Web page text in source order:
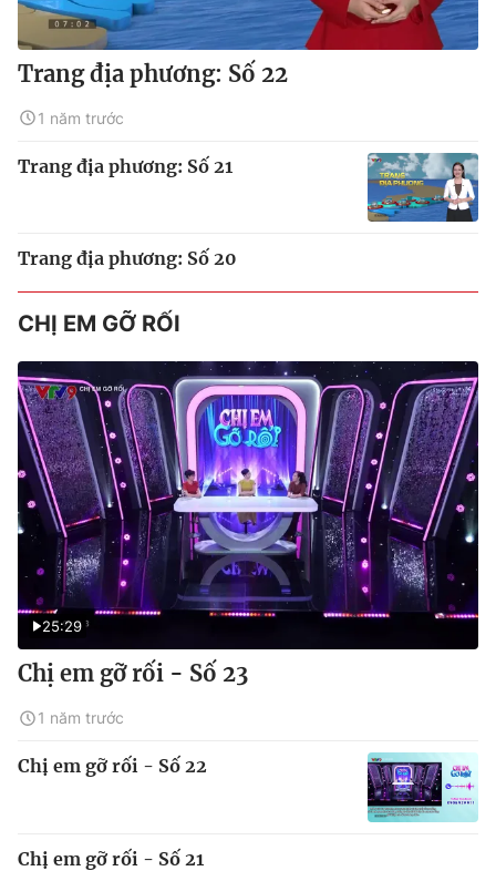
Trang địa phương: Số 22
1 năm trước
Trang địa phương: Số 21
Trang địa phương: Số 20
CHỊ EM GỠ RỐI
25:29
Chị em gỡ rối - Số 23
1 năm trước
Chị em gỡ rối - Số 22
Chị em gỡ rối - Số 21